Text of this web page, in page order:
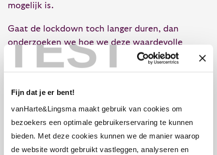
TEST
Fijn dat je er bent!
vanHarte&Lingsma maakt gebruik van cookies om
bezoekers een optimale gebruikerservaring te kunnen
bieden. Met deze cookies kunnen we de manier waarop
de website wordt gebruikt vastleggen, analyseren en
mogelijk is.
Gaat de lockdown toch langer duren, dan
onderzoeken we hoe we deze waardevolle
ontmoetingen online of blended (deels
online/live) toch vorm kunnen geven. Dit om het
leren te blijven stimuleren. Maar goed, zover is
het nu nog niet.
We hopen dat de aankomende periode voor
jullie allemaal een moment is om tot rust te